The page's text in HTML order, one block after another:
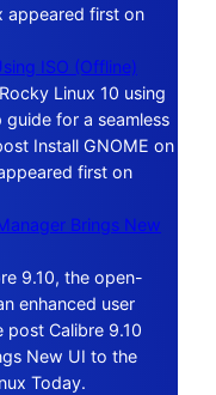
appeared first on
ISO (Offline)
Linux 10 using
for a seamless
Install GNOME on
first on
Brings New
9.10, the open-
enhanced user
post Calibre 9.10
New UI to the
Today.